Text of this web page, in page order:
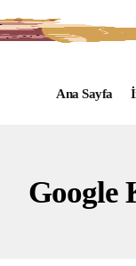
Ana Sayfa
Google